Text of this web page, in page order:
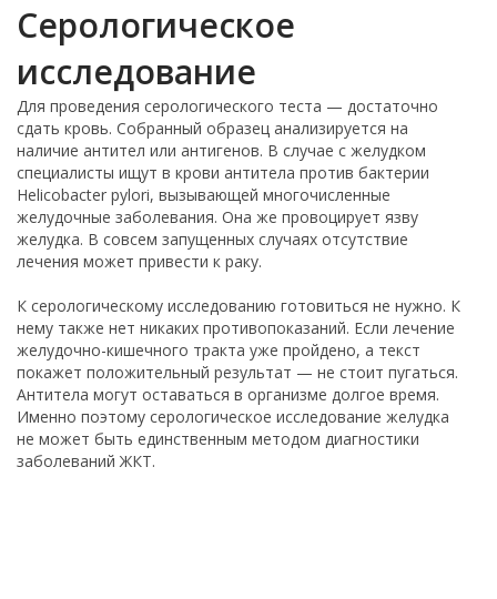
Серологическое
исследование
Для проведения серологического теста — достаточно
сдать кровь. Собранный образец анализируется на
наличие антител или антигенов. В случае с желудком
специалисты ищут в крови антитела против бактерии
Helicobacter pylori, вызывающей многочисленные
желудочные заболевания. Она же провоцирует язву
желудка. В совсем запущенных случаях отсутствие
лечения может привести к раку.
К серологическому исследованию готовиться не нужно. К
нему также нет никаких противопоказаний. Если лечение
желудочно-кишечного тракта уже пройдено, а текст
покажет положительный результат — не стоит пугаться.
Антитела могут оставаться в организме долгое время.
Именно поэтому серологическое исследование желудка
не может быть единственным методом диагностики
заболеваний ЖКТ.